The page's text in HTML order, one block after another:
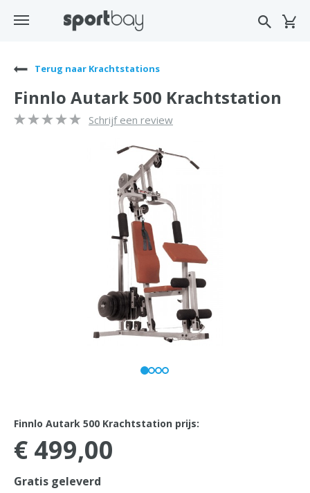
Terug naar Krachtstations
Finnlo Autark 500 Krachtstation
Schrijf een review
Finnlo Autark 500 Krachtstation prijs:
€ 499,00
Gratis geleverd